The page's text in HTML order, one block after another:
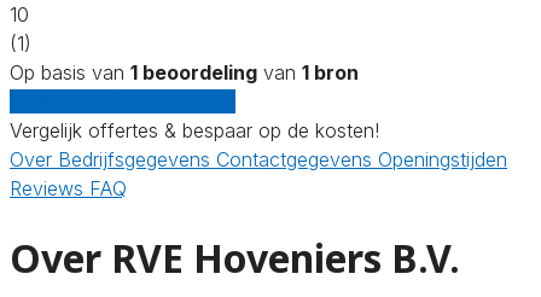
10
(1)
Op basis van 1 beoordeling van 1 bron
Vergelijk offertes & bespaar op de kosten!
Over Bedrijfsgegevens Contactgegevens Openingstijden
Reviews FAQ
Over RVE Hoveniers B.V.